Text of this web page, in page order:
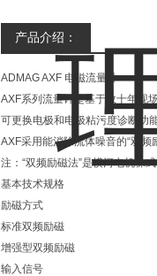
产品介绍：
ADMAG AXF 电磁流量计
AXF系列流量计是基于数十年现
可更换电极和电极粘污度诊断功
AXF采用能消除流体噪音的“双
注：“双频励磁法”是横河电机株
基本技术规格
励磁方式
标准双频励磁
增强型双频励磁
输入信号